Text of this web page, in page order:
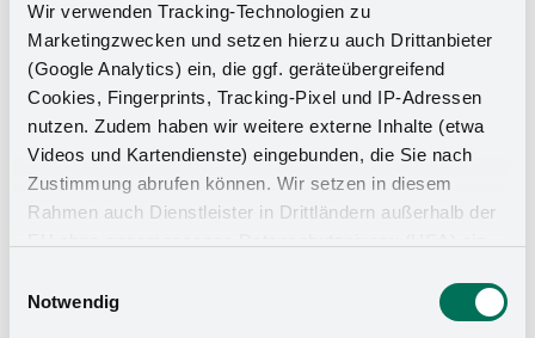
Wir verwenden Tracking-Technologien zu
Marketingzwecken und setzen hierzu auch Drittanbieter
(Google Analytics) ein, die ggf. geräteübergreifend
Cookies, Fingerprints, Tracking-Pixel und IP-Adressen
nutzen. Zudem haben wir weitere externe Inhalte (etwa
Videos und Kartendienste) eingebunden, die Sie nach
Zustimmung abrufen können. Wir setzen in diesem
Rahmen auch Dienstleister in Drittländern außerhalb der
zu Sicherheits- und Überwachungszwecken zugreifen,
Notwendig
eTouch+ için ...